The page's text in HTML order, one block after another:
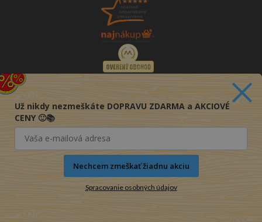
Už nikdy nezmeškáte DOPRAVU ZDARMA a AKCIOVÉ
CENY 🙂📚
Nechcem zmeškať žiadnu akciu
Spracovanie osobných údajov